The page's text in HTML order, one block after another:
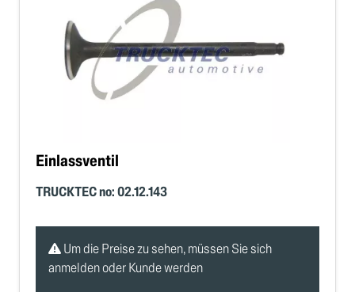
Einlassventil
TRUCKTEC no: 02.12.143
Um die Preise zu sehen, müssen Sie sich
anmelden oder Kunde werden